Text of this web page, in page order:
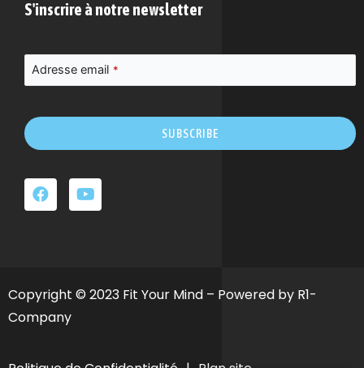
S'inscrire à notre newsletter
Adresse email *
SUBSCRIBE
champ
devrait
Copyright © 2023 Fit Your Mind – Powered by R1-
Company